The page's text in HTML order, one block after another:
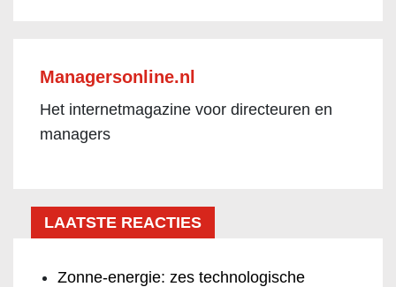
Managersonline.nl
Het internetmagazine voor directeuren en
managers
LAATSTE REACTIES
Zonne-energie: zes technologische